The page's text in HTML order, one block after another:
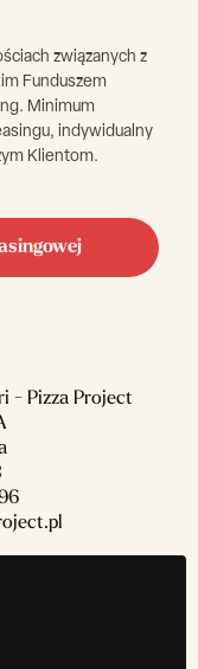
związanych z
Funduszem
Minimum
indywidualny
Klientom.
- Pizza Project